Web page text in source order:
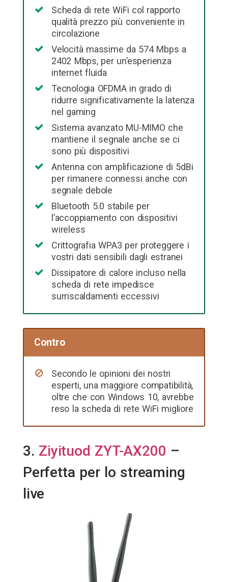
Scheda di rete WiFi col rapporto
qualità prezzo più conveniente in
circolazione
Velocità massime da 574 Mbps a
2402 Mbps, per un’esperienza
internet fluida
Tecnologia OFDMA in grado di
ridurre significativamente la latenza
nel gaming
Sistema avanzato MU-MIMO che
mantiene il segnale anche se ci
sono più dispositivi
Antenna con amplificazione di 5dBi
per rimanere connessi anche con
segnale debole
Bluetooth 5.0 stabile per
l’accoppiamento con dispositivi
wireless
Crittografia WPA3 per proteggere i
vostri dati sensibili dagli estranei
Dissipatore di calore incluso nella
scheda di rete impedisce
surriscaldamenti eccessivi
Contro
Secondo le opinioni dei nostri
esperti, una maggiore compatibilità,
oltre che con Windows 10, avrebbe
reso la scheda di rete WiFi migliore
3. Ziyituod ZYT-AX200 –
Perfetta per lo streaming
live